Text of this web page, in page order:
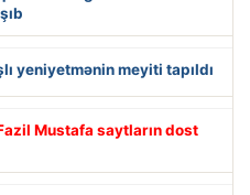
yeniyetmənin meyiti tapıldı
Mustafa saytların dost